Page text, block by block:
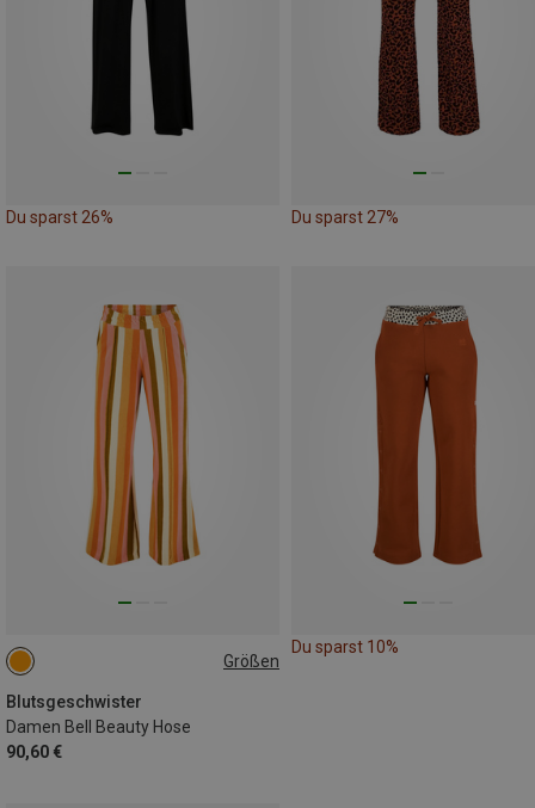
Du sparst 26% Du sparst 27%
Größen
Blutsgeschwister
Damen Bell Beauty Hose
90,60 €
XS
Du sparst 10%